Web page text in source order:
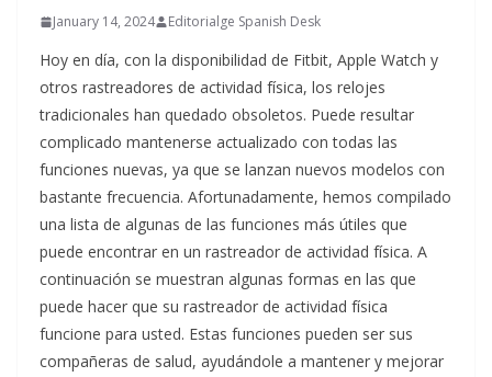
January 14, 2024 Editorialge Spanish Desk
Hoy en día, con la disponibilidad de Fitbit, Apple Watch y
otros rastreadores de actividad física, los relojes
tradicionales han quedado obsoletos. Puede resultar
complicado mantenerse actualizado con todas las
funciones nuevas, ya que se lanzan nuevos modelos con
bastante frecuencia. Afortunadamente, hemos compilado
una lista de algunas de las funciones más útiles que
puede encontrar en un rastreador de actividad física. A
continuación se muestran algunas formas en las que
puede hacer que su rastreador de actividad física
funcione para usted. Estas funciones pueden ser sus
compañeras de salud, ayudándole a mantener y mejorar